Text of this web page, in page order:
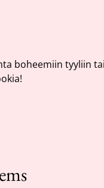
boheemiin tyyliin